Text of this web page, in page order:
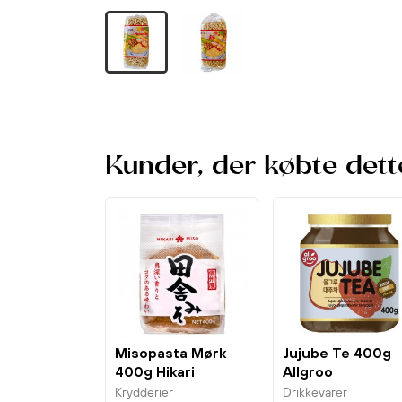
Kunder, der købte
Misopasta Mørk
400g Hikari
Krydderier
Jujube Te 400g
Allgroo
Drikkevarer